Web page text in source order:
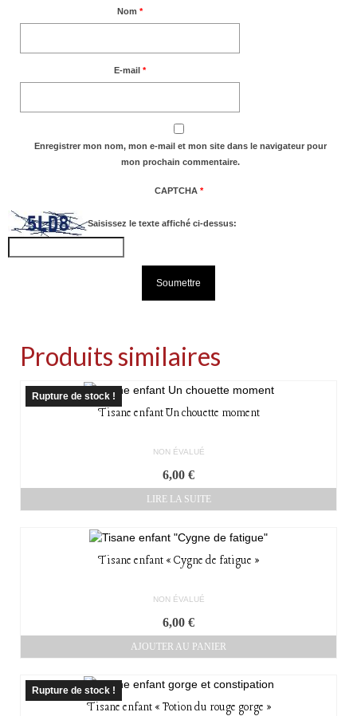
Nom *
E-mail *
Enregistrer mon nom, mon e-mail et mon site dans le navigateur pour
mon prochain commentaire.
CAPTCHA *
Saisissez le texte affiché ci-dessus:
Produits similaires
Rupture de stock !
Tisane enfant Un chouette moment
NON ÉVALUÉ
6,00 €
LIRE LA SUITE
Tisane enfant « Cygne de fatigue »
NON ÉVALUÉ
6,00 €
AJOUTER AU PANIER
Rupture de stock !
Tisane enfant « Potion du rouge gorge »